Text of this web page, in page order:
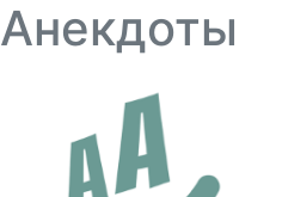
Анекдоты